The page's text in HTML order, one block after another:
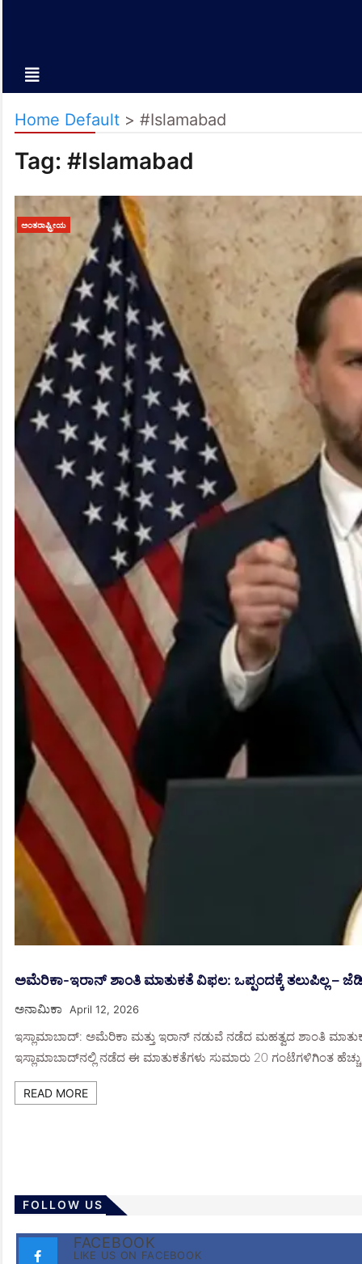
Home Default > #Islamabad
Tag: #Islamabad
ಅಂತರಾಷ್ಟ್ರೀಯ
ಅಮೆರಿಕಾ-ಇರಾನ್ ಶಾಂತಿ ಮಾತುಕತೆ ವಿಫಲ: ಒಪ್ಪಂದಕ್ಕೆ ತಲುಪಿಲ್ಲ – ಜೆಡಿ
ಅನಾಮಿಕಾ April 12, 2026
ಇಸ್ಲಾಮಾಬಾದ್: ಅಮೆರಿಕಾ ಮತ್ತು ಇರಾನ್ ನಡುವೆ ನಡೆದ ಮಹತ್ವದ ಶಾಂತಿ
ಇಸ್ಲಾಮಾಬಾದ್‌ನಲ್ಲಿ ನಡೆದ ಈ ಮಾತುಕತೆಗಳು ಸುಮಾರು 20 ಗಂಟೆಗಳಿಗಿಂತ
READ MORE
FOLLOW US
FACEBOOK
LIKE US ON FACEBOOK